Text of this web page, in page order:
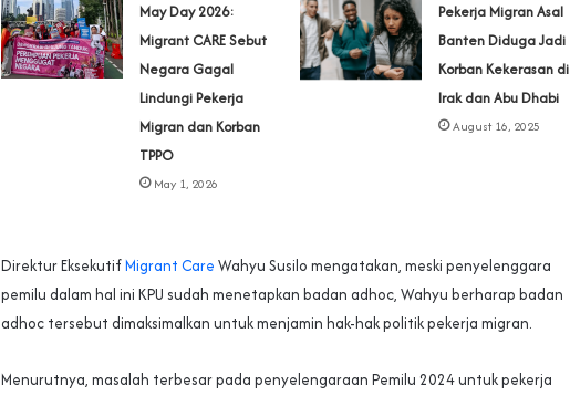
May Day 2026:
Migrant CARE Sebut
Negara Gagal
Lindungi Pekerja
Migran dan Korban
TPPO
May 1, 2026
Pekerja Migran Asal
Banten Diduga Jadi
Korban Kekerasan di
Irak dan Abu Dhabi‎
August 16, 2025
Direktur EksekutifMigrant Care Wahyu Susilo mengatakan, meski penyelenggara
pemilu dalam hal ini KPU sudah menetapkan badan adhoc, Wahyu berharap badan
adhoc tersebut dimaksimalkan untuk menjamin hak-hak politik pekerja migran.
Menurutnya, masalah terbesar pada penyelengaraan Pemilu 2024 untuk pekerja